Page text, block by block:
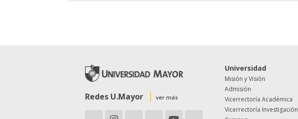
Redes U.Mayor ver más
Universidad
Misión y Visión
Admisión
Vicerrectoría Académica
Vicerrectoría Investigación